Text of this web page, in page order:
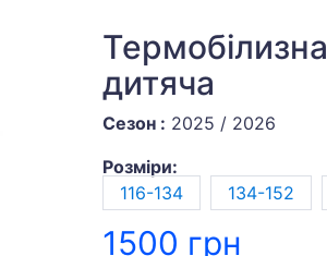
дитяча
Сезон : 2025 / 2026
Розміри:
116-134
134-152
1500 грн